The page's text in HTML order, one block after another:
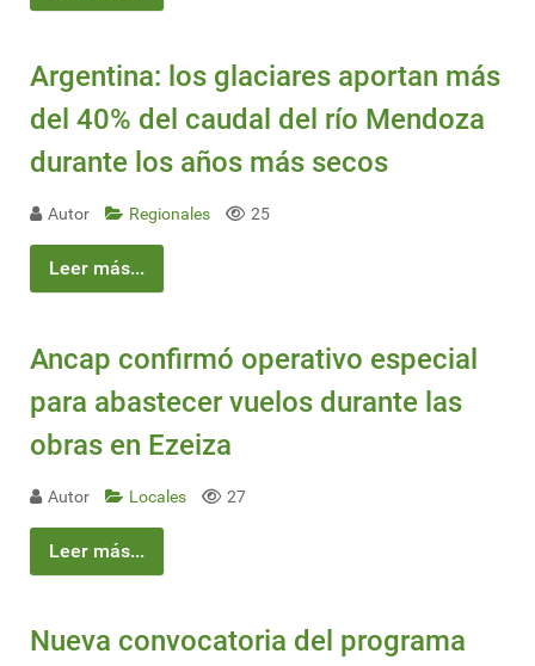
Argentina: los glaciares aportan más
del 40% del caudal del río Mendoza
durante los años más secos
Autor Regionales 25
Leer más...
Ancap confirmó operativo especial
para abastecer vuelos durante las
obras en Ezeiza
Autor Locales 27
Leer más...
Nueva convocatoria del programa